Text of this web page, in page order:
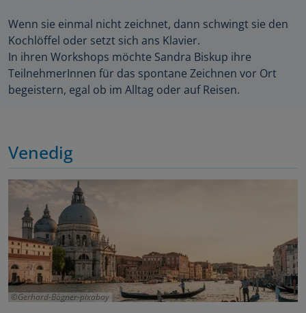
Wenn sie einmal nicht zeichnet, dann schwingt sie den
Kochlöffel oder setzt sich ans Klavier.
In ihren Workshops möchte Sandra Biskup ihre
TeilnehmerInnen für das spontane Zeichnen vor Ort
begeistern, egal ob im Alltag oder auf Reisen.
Venedig
Gerhard-Bögner-pixabay